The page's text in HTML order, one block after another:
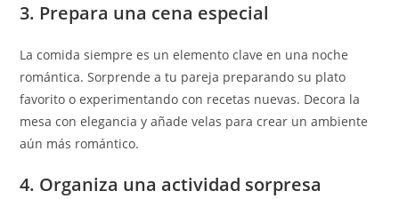
3. Prepara una cena especial
La comida siempre es un elemento clave en una noche
romántica. Sorprende a tu pareja preparando su plato
favorito o experimentando con recetas nuevas. Decora la
mesa con elegancia y añade velas para crear un ambiente
aún más romántico.
4. Organiza una actividad sorpresa